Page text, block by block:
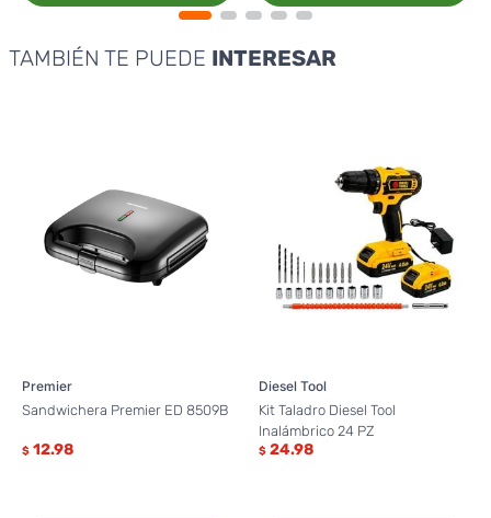
TAMBIÉN TE PUEDE INTERESAR
Premier
Sandwichera Premier ED 8509B
$ 12.98
Diesel Tool
Kit Taladro Diesel Tool
Inalámbrico 24 PZ
$ 24.98